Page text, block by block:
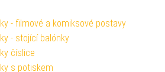
- filmové a komiksové postavy
- stojící balónky
číslice
s potiskem